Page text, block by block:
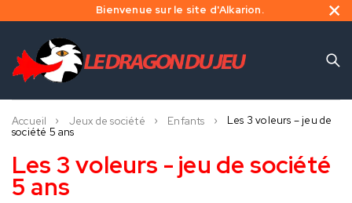
Bienvenue sur le site d'Alkarion.
Accueil Jeux de société Enfants
Les 3 voleurs – jeu de
société 5 ans
Les 3 voleurs - jeu de société
5 ans